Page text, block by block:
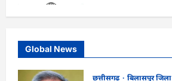
Global News
छत्तीसगढ़ बिलासपुर जिला